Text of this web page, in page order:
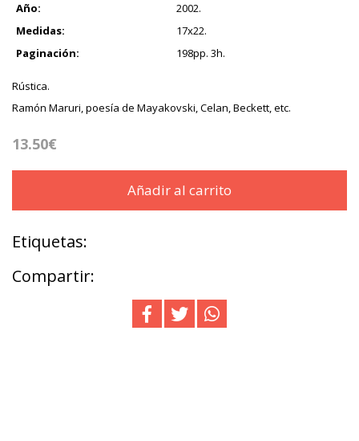
Año:
2002.
Medidas:
17x22.
Paginación:
198pp. 3h.
Rústica.
Ramón Maruri, poesía de Mayakovski, Celan, Beckett, etc.
13.50€
Añadir al carrito
Etiquetas:
Compartir: